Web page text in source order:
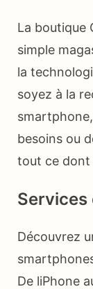
La boutique
simple
la
soyez à la
besoins ou
tout ce dont
Services
Découvrez
De liPhone